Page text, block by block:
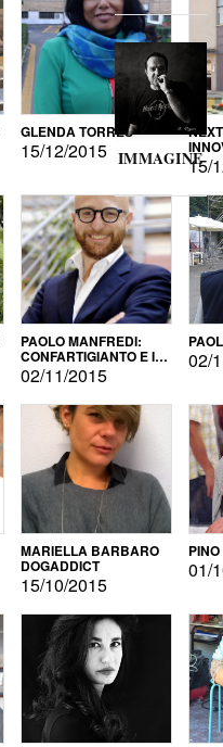
GLENDA TORRES
15/12/2015
15/
PAOLO MANFREDI:
CONFARTIGIANTO E IL
SONDAGGIO
02/11/2015
02/
MARIELLA BARBARO
DOGADDICT
15/10/2015
01/
IMMAGINE